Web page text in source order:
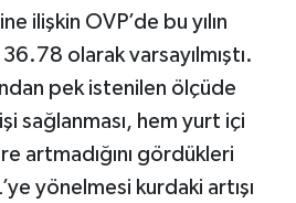
ilişkin OVP’de bu yılın
olarak varsayılmıştı.
pek istenilen ölçüde
sağlanması, hem yurt içi
artmadığını gördükleri
yönelmesi kurdaki artışı